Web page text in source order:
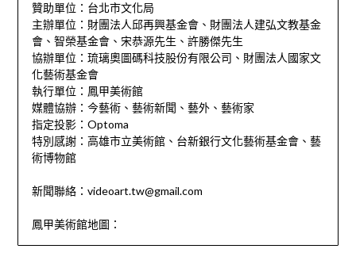
贊助單位：台北市文化局
主辦單位：財團法人邱再興基金會、財團法人建弘文教基金
會、智榮基金會、宋恭源先生、許勝傑先生
協辦單位：琉璃奧圖碼科技股份有限公司、財團法人國家文
化藝術基金會
執行單位：鳳甲美術館
媒體協辦：今藝術、藝術新聞、藝外、藝術家
指定投影：Optoma
特別感謝：高雄市立美術館、台新銀行文化藝術基金會、藝
術博物館
新聞聯絡：videoart.tw@gmail.com
鳳甲美術館地圖：